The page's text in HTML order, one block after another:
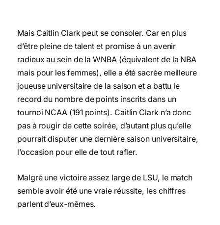
Mais Caitlin Clark peut se consoler. Car en plus
d’être pleine de talent et promise à un avenir
radieux au sein de la WNBA (équivalent de la NBA
mais pour les femmes), elle a été sacrée meilleure
joueuse universitaire de la saison et a battu le
record du nombre de points inscrits dans un
tournoi NCAA (191 points). Caitlin Clark n’a donc
pas à rougir de cette soirée, d’autant plus qu’elle
pourrait disputer une dernière saison universitaire,
l’occasion pour elle de tout rafler.
Malgré une victoire assez large de LSU, le match
semble avoir été une vraie réussite, les chiffres
parlent d’eux-mêmes.